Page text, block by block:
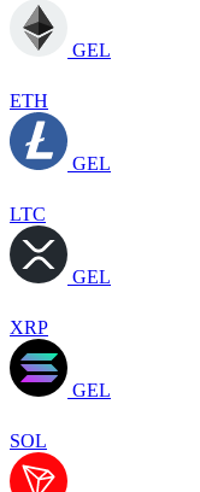
GEL
ETH
GEL
LTC
GEL
XRP
GEL
SOL